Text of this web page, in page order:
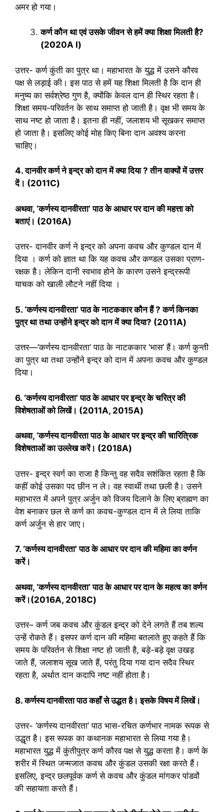
अमर हो गया।
कर्ण कौन था एवं उसके जीवन से हमें क्‍या शिक्षा मिलती है?
(2020A І)
उत्तर- कर्ण कुंती का पुत्र था। महाभारत के युद्ध में उसने कौरव
पक्ष से लड़ाई की। इस पाठ से हमें यह शिक्षा मिलती है कि दान ही
मनुष्य का सर्वश्रेष्ठ गुण है, क्योंकि केवल दान ही स्थिर रहता है।
शिक्षा समय-परिवर्तन के साथ समाप्त हो जाती है। वृक्ष भी समय के
साथ नष्ट हो जाता है। इतना ही नहीं, जलाशय भी सूखकर समाप्त
हो जाता है। इसलिए कोई मोह किए बिना दान अवश्य करना
चाहिए।
4. दानवीर कर्ण ने इन्द्र को दान में क्या दिया ? तीन वाक्यों में उत्तर
दें। (2011C)
अथवा, ‘कर्णस्य दानवीरता’ पाठ के आधार पर दान की महत्ता को
बताएं। (2016A)
उत्तर- दानवीर कर्ण ने इन्द्र को अपना कवच और कुण्डल दान में
दिया । कर्ण को ज्ञात था कि यह कवच और कण्डल उसका प्राण-
रक्षक है। लेकिन दानी स्वभाव होने के कारण उसने इन्द्ररूपी
याचक को खाली लौटने नहीं दिया ।
5. ‘कर्णस्य दानवीरता’ पाठ के नाटककार कौन हैं ? कर्ण किनका
पुत्र था तथा उन्होंने इन्द्र को दान में क्या दिया? (2011A)
उत्तर—’कर्णस्य दानवीरता’ पाठ के नाटककार ‘भास’ हैं। कर्ण कुन्ती
का पुत्र था तथा उन्होंने इन्द्र को दान में अपना कवच और कुण्डल
दिया।
6. ‘कर्णस्य दानवीरता’ पाठ के आधार पर इन्द्र के चरित्र की
विशेषताओं को लिखें। (2011A, 2015A)
अथवा, ‘कर्णस्य दानवीरता पाठ के आधार पर इन्द्र की चारित्रिक
विशेषताओं का उल्लेख करें। (2018A)
उत्तर- इन्द्र स्वर्ग का राजा है किन्तु वह सदैव सशंकित रहता है कि
कहीं कोई उसका पद छीन न ले। वह स्वार्थी तथा छली है। उसने
महाभारत में अपने पुत्र अर्जुन को विजय दिलाने के लिए ब्राह्मण का
वेश बनाकर छल से कर्ण का कवच-कुण्डल दान में ले लिया ताकि
कर्ण अर्जुन से हार जाए।
7. ‘कर्णस्य दानवीरता’ पाठ के आधार पर दान की महिमा का वर्णन
करें।
अथवा, ‘कर्णस्य दानवीरता’ पाठ के आधार पर दान के महत्व का वर्णन
करें।(2016A, 2018C)
उत्तर– कर्ण जब कवच और कुंडल इन्द्र को देने लगते हैं तब शल्य
उन्हें रोकते हैं। इसपर कर्ण दान की महिमा बतलाते हुए कहते हैं कि
समय के परिवर्तन से शिक्षा नष्ट हो जाती है, बड़े-बड़े वृक्ष उखड़
जाते हैं, जलाशय सूख जाते हैं, परंतु दिया गया दान सदैव स्थिर
रहता है, अर्थात दान कदापि नष्ट नहीं होता है।
8. कर्णस्‍य दानवीरता पाठ कहाँ से उद्धत है। इसके विषय में लिखें।
उत्तर- ‘कर्णस्य दानवीरता’ पाठ भास-रचित कर्णभार नामक रूपक से
उद्धृत है। इस रूपक का कथानक महाभारत से लिया गया है।
महाभारत युद्ध में कुंतीपुत्र कर्ण कौरव पक्ष से युद्ध करता है। कर्ण के
शरीर में स्थित जन्मजात कवच और कुंडल उसकी रक्षा करते हैं।
इसलिए, इन्द्र छलपूर्वक कर्ण से कवच और कुंडल मांगकर पांडवों
की सहायता करते हैं।